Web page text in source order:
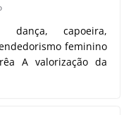
dança, capoeira,
feminino
A valorização da